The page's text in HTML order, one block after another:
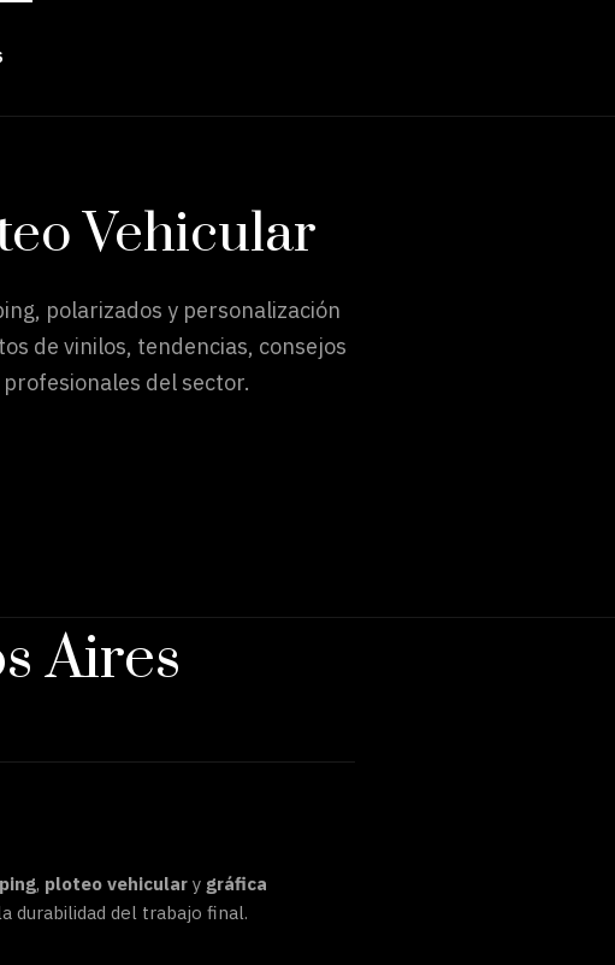
Vehicular
polarizados y personalización
de vinilos, tendencias, consejos
del sector.
Aires
, ploteo vehicular y gráfica
durabilidad del trabajo final.